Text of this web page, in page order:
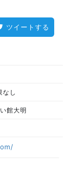
ツイートする
なし
館大明